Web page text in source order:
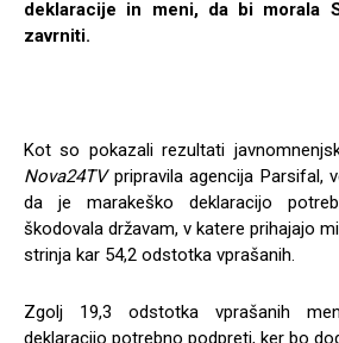
deklaracije in meni, da bi morala
zavrniti.
Kot so pokazali rezultati
Nova24TVpripravila agencija Parsifal,
da je marakeško deklaracijo
škodovala državam, v katere prihajajo
strinja kar 54,2 odstotka vprašanih.
Zgolj 19,3 odstotka vprašanih
deklaracijo potrebno podpreti, ker bo